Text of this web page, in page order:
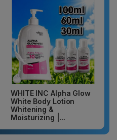
WHITE INC Alpha Glow
White Body Lotion
Whitening &
Moisturizing |...